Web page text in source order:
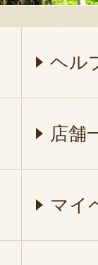
ヘル
店舗
マイ